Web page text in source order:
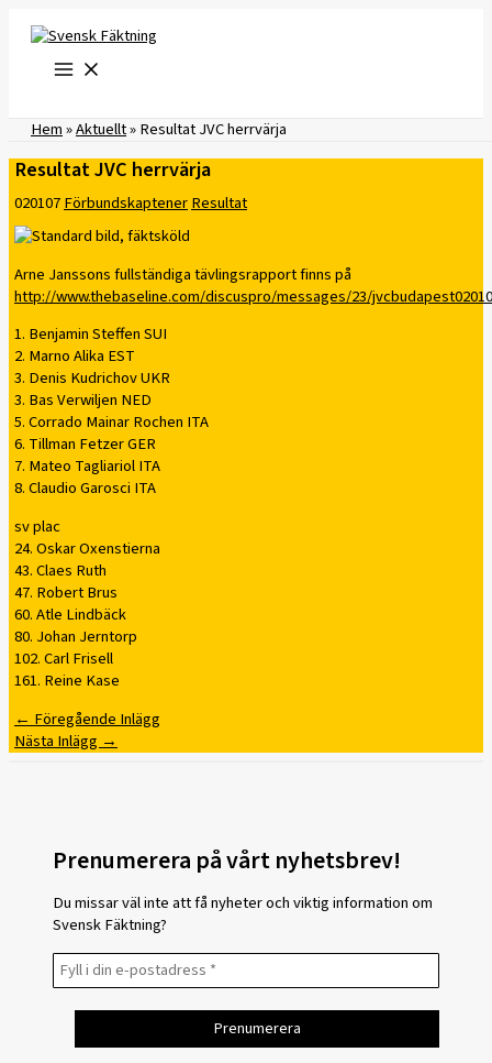
innehåll
Hem»Aktuellt»Resultat JVC herrvärja
Resultat JVC herrvärja
020107FörbundskaptenerResultat
Arne Janssons fullständiga tävlingsrapport finns på
http://www.thebaseline.com/discuspro/messages/23/
1. Benjamin Steffen SUI
2. Marno Alika EST
3. Denis Kudrichov UKR
3. Bas Verwiljen NED
5. Corrado Mainar Rochen ITA
6. Tillman Fetzer GER
7. Mateo Tagliariol ITA
8. Claudio Garosci ITA
sv plac
24. Oskar Oxenstierna
43. Claes Ruth
47. Robert Brus
60. Atle Lindbäck
80. Johan Jerntorp
102. Carl Frisell
161. Reine Kase
← Föregående Inlägg
Nästa Inlägg →
Prenumerera på vårt nyhetsbrev!
Du missar väl inte att få nyheter och viktig information om
Svensk Fäktning?